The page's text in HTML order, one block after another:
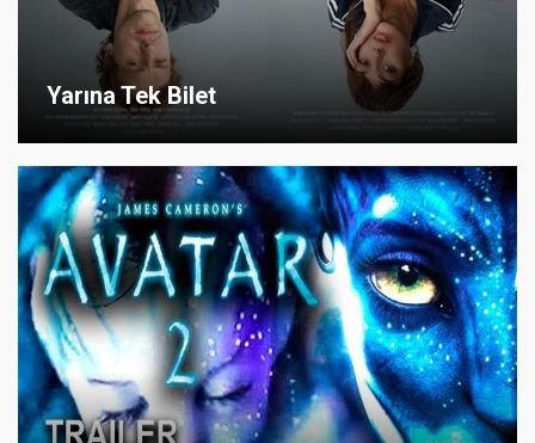
Yarına Tek Bilet